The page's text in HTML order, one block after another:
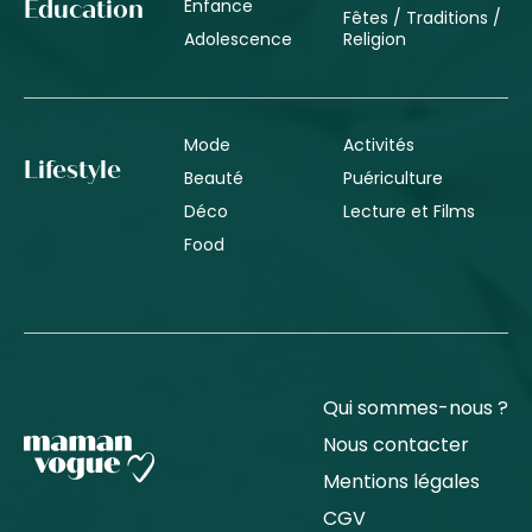
Éducation
Enfance
Adolescence
Fêtes / Traditions /
Religion
Lifestyle
Mode
Beauté
Déco
Food
Activités
Puériculture
Lecture et Films
Qui sommes-nous ?
Nous contacter
Mentions légales
CGV